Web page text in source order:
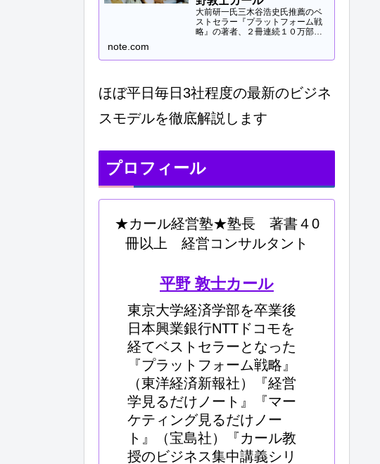
大前研一氏三木谷浩史氏推薦のベ
ストセラー『プラットフォーム戦
略』の著者、２冊連続１０万部突
研修、大学教授、早稲田MBA非常
note.com
ほぼ平日毎日3社程度の最新のビジネ
スモデルを徹底解説します
プロフィール
★カール経営塾★塾長 著書４0
冊以上 経営コンサルタント
平野 敦士カール
東京大学経済学部を卒業後
日本興業銀行NTTドコモを
経てベストセラーとなった
『プラットフォーム戦略』
（東洋経済新報社）『経営
学見るだけノート』『マー
ケティング見るだけノー
ト』（宝島社）『カール教
授のビジネス集中講義シリ